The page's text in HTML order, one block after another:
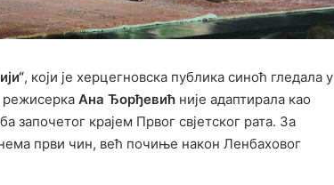
, који је херцегновска публика синоћ гледала у
режисерка Ана Ђорђевић није адаптирала као
крајем Првог свјетског рата. За
први чин, већ почиње након Ленбаховог